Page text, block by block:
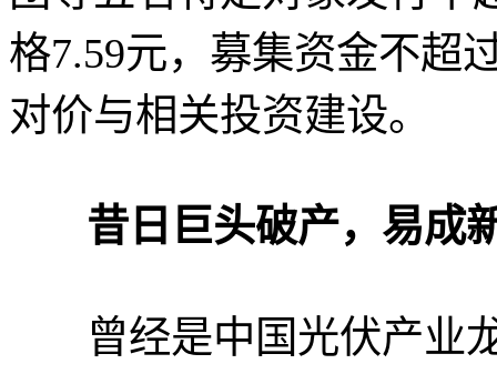
格7.59元，募集资金不超
对价与相关投资建设。
昔日巨头破产，易成
曾经是中国光伏产业